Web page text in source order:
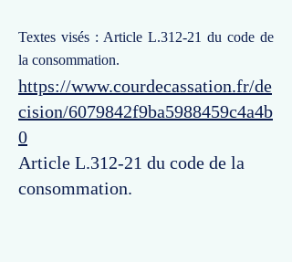
Textes visés : Article L.312-21 du code de
la consommation.
https://www.courdecassation.fr/de
cision/6079842f9ba5988459c4a4b
0
Article L.312-21 du code de la
consommation.